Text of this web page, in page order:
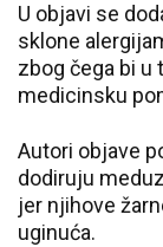
U objavi se
sklone
zbog čega bi u
medicinsku
Autori objave
dodiruju
jer njihove
uginuća.